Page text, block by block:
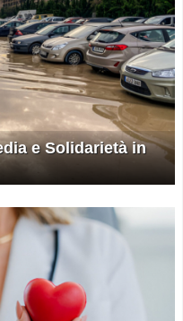
e Solidarietà in